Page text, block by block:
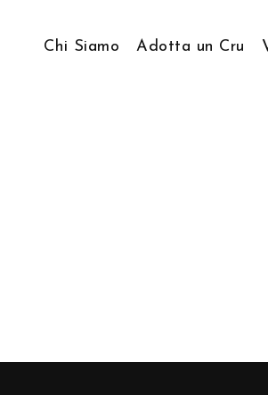
Chi Siamo Adotta un Cru